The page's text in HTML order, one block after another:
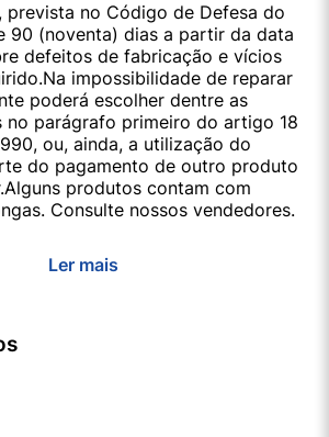
prevista no Código de Defesa do
90 (noventa) dias a partir da data
defeitos de fabricação e vícios
impossibilidade de reparar
poderá escolher dentre as
no parágrafo primeiro do artigo 18
ou, ainda, a utilização do
do pagamento de outro produto
produtos contam com
Consulte nossos vendedores.
Ler mais